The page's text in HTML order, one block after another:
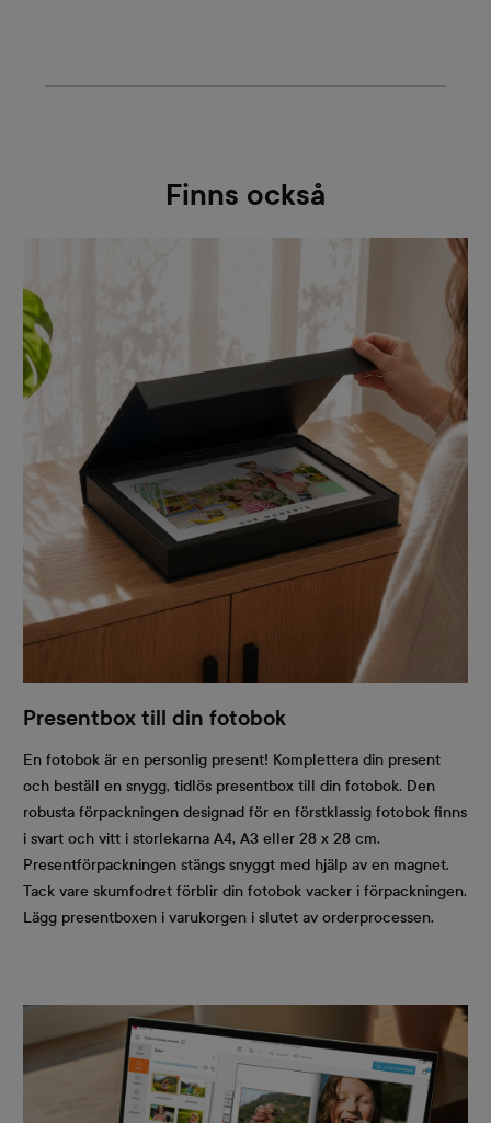
Finns också
Presentbox till din fotobok
En fotobok är en personlig present! Komplettera din present
och beställ en snygg, tidlös presentbox till din fotobok. Den
robusta förpackningen designad för en förstklassig fotobok finns
i svart och vitt i storlekarna A4, A3 eller 28 x 28 cm.
Presentförpackningen stängs snyggt med hjälp av en magnet.
Tack vare skumfodret förblir din fotobok vacker i förpackningen.
Lägg presentboxen i varukorgen i slutet av orderprocessen.